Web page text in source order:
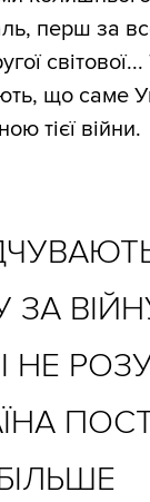
перш за
світової...
що саме
тієї війни.
ЗА
НЕ